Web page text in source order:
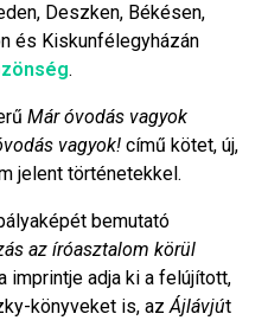
Deszken, Békésen,
és Kiskunfélegyházán
.
Már óvodás vagyok
vagyok!című kötet, új,
jelent történetekkel.
bemutató
az íróasztalom körül
imprintje adja ki a felújított,
könyveket is, azÁjlávjút